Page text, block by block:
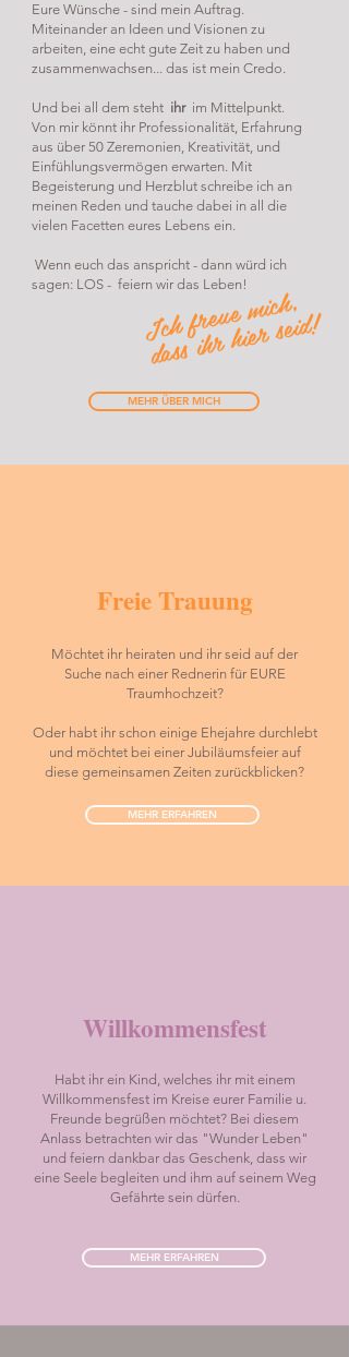
Eure Wünsche - sind mein Auftrag.
Miteinander an Ideen und Visionen zu
arbeiten, eine echt gute Zeit zu haben und
zusammenwachsen... das ist mein Credo.
Und bei all dem steht ihrim Mittelpunkt.
Von mir könnt ihr Professionalität, Erfahrung
aus über 50 Zeremonien, Kreativität, und
Einfühlungsvermögen erwarten. Mit
Begeisterung und Herzblut schreibe ich an
meinen Reden und tauche dabei in all die
vielen Facetten eures Lebens ein.
Wenn euch das anspricht - dann würd ich
sagen: LOS - feiern wir das Leben!
Ich fre
ue
mich,
d
ass ihr hier seid!
MEHR ÜBER MICH
Freie Trauung
Möchtet ihr heiraten und ihr seid auf der
Suche nach einer Rednerin für EURE
Traumhochzeit?
Oder habt ihr schon einige Ehejahre durchlebt
und möchtet bei einer Jubiläumsfeier auf
diese gemeinsamen Zeiten zurückblicken?
MEHR ERFAHREN
Willkommensfest
Habt ihr ein Kind, welches ihr mit einem
Willkommensfest im Kreise eurer Familie u.
Freunde begrüßen möchtet? Bei diesem
Anlass betrachten wir das "Wunder Leben"
und feiern dankbar das Geschenk, dass wir
eine Seele begleiten und ihm auf seinem Weg
Gefährte sein dürfen.
MEHR ERFAHREN